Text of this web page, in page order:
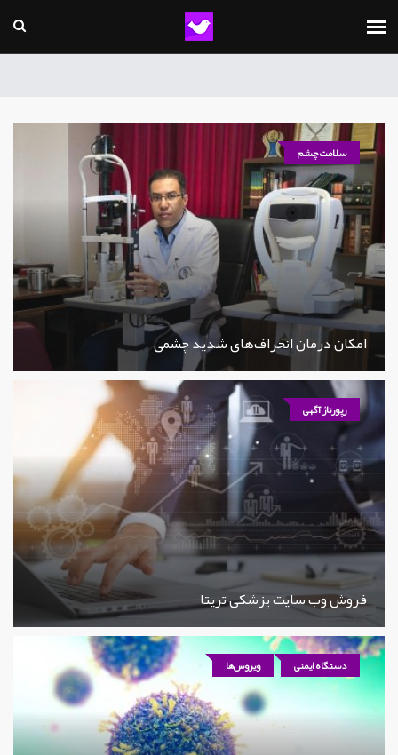
سلامت چشم
امکان درمان انحراف‌های شدید چشمی
رپورتاژ آگهی
فروش وب سایت پزشکی تریتا
دستگاه ایمنی ویروس‌ها